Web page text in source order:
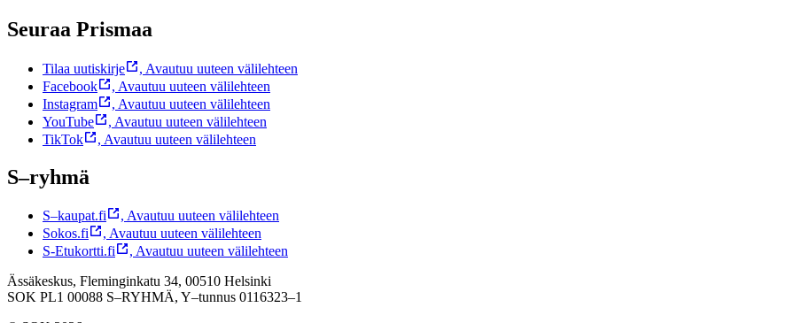
Seuraa Prismaa
Tilaa uutiskirje , Avautuu uuteen välilehteen
Facebook
, Avautuu uuteen välilehteen
Instagram
, Avautuu uuteen välilehteen
YouTube
, Avautuu uuteen välilehteen
TikTok
, Avautuu uuteen välilehteen
S–ryhmä
S–kaupat.fi , Avautuu uuteen välilehteen
Sokos.fi
, Avautuu uuteen välilehteen
S-Etukortti.fi
, Avautuu uuteen välilehteen
Ässäkeskus, Fleminginkatu 34, 00510 Helsinki
SOK PL1 00088 S–RYHMÄ, Y–tunnus 0116323–1